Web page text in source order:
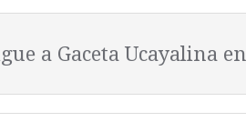
a Gaceta Ucayalina en